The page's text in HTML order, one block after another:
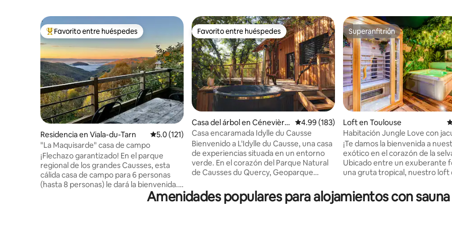
De los mejores en Favorito entre huéspedes
Favorito entre huéspedes
Residencia en Viala-du-Tarn Calificación promedio: 5.0 de 5; 121 evaluaciones
5.0 (121)
"La Maquisarde" casa de campo
¡Flechazo garantizado! En el parque
regional de los grandes Causses, esta
cálida casa de campo para 6 personas
(hasta 8 personas) le dará la bienvenida.
Amantes de la naturaleza o que
necesiten recargar las pilas lejos del
Favorito entre huéspedes
Favorito entre huéspedes
Casa del árbol en Cénevière
s
Calificación promedio: 4.99 de 5; 183
4.99 (183)
Casa encaramada Idylle du Causse
Bienvenido a L'Idylle du Causse, una casa
de experiencias situada en un entorno
verde. En el corazón del Parque Natural
de Causses du Quercy, Geoparque
estrellado de Francia, nuestro nido te
espera para que te escapes durante una
Superanfitrión
Superanfitrión
Loft en Toulouse
Habitación Jungle Love con
interior y sauna
¡Te damos la bienvenida a
exótico en el corazón de la
Ubicado entre un exuberante
una gruta tropical, nuestro loft
amantes que buscan una
nocturna. Muy acogedor
Amenidades populares para alojamientos con